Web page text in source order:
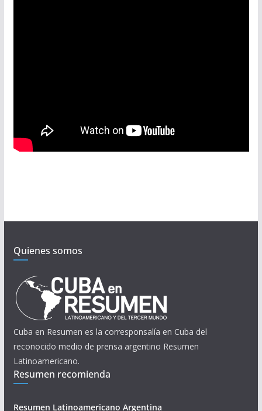
Quienes somos
Cuba en Resumen es la corresponsalía en Cuba del
reconocido medio de prensa argentino Resumen
Latinoamericano.
Resumen recomienda
Resumen Latinoamericano Argentina